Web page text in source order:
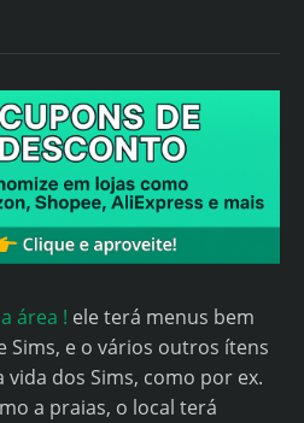
área ! ele terá menus bem
Sims, e o vários outros ítens
dos Sims, como por ex.
a praias, o local terá